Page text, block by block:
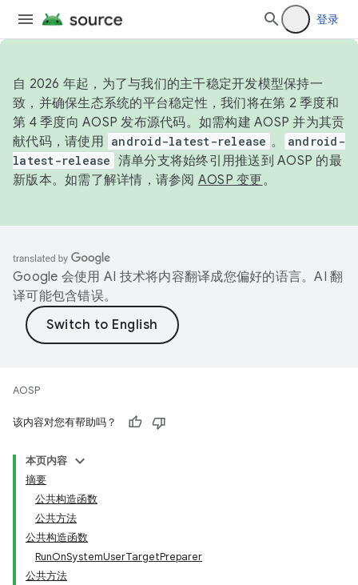
登录
自 2026 年起，为了与我们的主干稳定开发模型保持一
致，并确保生态系统的平台稳定性，我们将在第 2 季度和
第 4 季度向 AOSP 发布源代码。如需构建 AOSP 并为其贡
献代码，请使用 android-latest-release 。
android-
latest-release 清单分支将始终引用推送到 AOSP 的最
新版本。如需了解详情，请参阅 AOSP 变更。
Google 会使用 AI 技术将内容翻译成您偏好的语言。AI 翻
译可能包含错误。
AOSP
该内容对您有帮助吗？
本页内容
摘要
公共构造函数
公共方法
公共构造函数
RunOnSystemUserTargetPreparer
公共方法